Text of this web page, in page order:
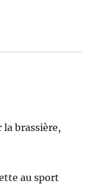
brassière,
au sport